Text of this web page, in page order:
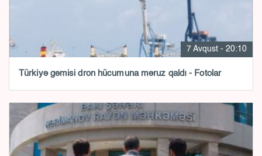
7 Avqust - 20:10
Türkiyə gəmisi dron hücumuna məruz qaldı - Fotolar